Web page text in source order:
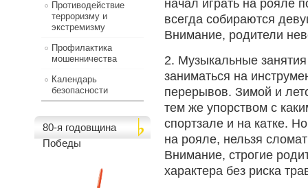
Противодействие
терроризму и
экстремизму
Профилактика
мошенничества
Календарь
безопасности
80-я годовщина
Победы
начал играть на рояле
всегда собираются
Внимание, родители
2. Музыкальные
заниматься на
перерывов. Зимой и
тем же упорством с
спортзале и на катке.
на рояле, нельзя
Внимание, строгие
характера без риска